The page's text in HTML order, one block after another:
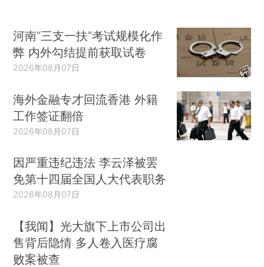
河南“三支一扶”考试规模化作
弊 内外勾结提前获取试卷
2026年08月07日
海外金融专才回流香港 外籍
工作签证翻倍
2026年08月07日
因严重违纪违法 李云泽被罢
免第十四届全国人大代表职务
2026年08月07日
【我闻】光大旗下上市公司出
售背后隐情 多人卷入医疗腐
败案被查